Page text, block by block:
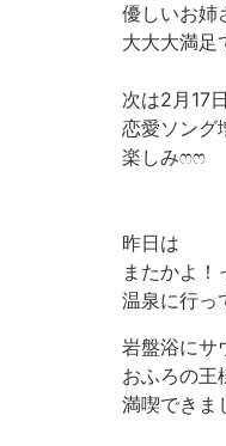
優しいお姉
大大大満足
次は2月17
恋愛ソング
楽しみ‪ෆ‪‪ෆ‪
昨日は
またかよ
温泉に行っ
岩盤浴にサ
おふろの王
満喫できま